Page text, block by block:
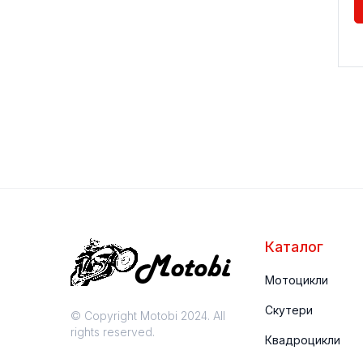
© Copyright Motobi 2024. All
rights reserved.
Каталог
Мотоцикли
Скутери
Квадроцикли